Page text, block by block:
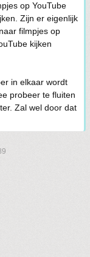
op YouTube
Zijn er eigenlijk
filmpjes op
kijken
in elkaar wordt
probeer te fluiten
Zal wel door dat